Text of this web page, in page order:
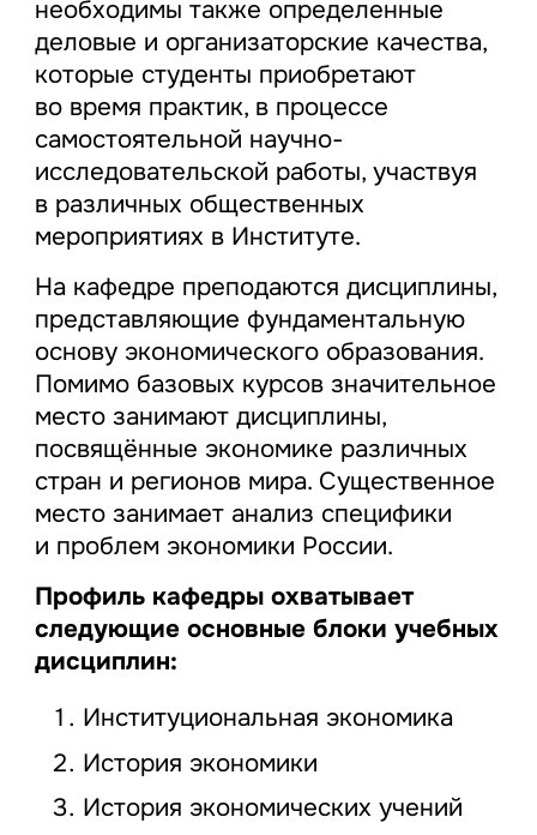
необходимы также определенные
деловые и организаторские качества,
которые студенты приобретают
во время практик, в процессе
самостоятельной научно-
исследовательской работы, участвуя
в различных общественных
мероприятиях в Институте.
На кафедре преподаются дисциплины,
представляющие фундаментальную
основу экономического образования.
Помимо базовых курсов значительное
место занимают дисциплины,
посвящённые экономике различных
стран и регионов мира. Существенное
место занимает анализ специфики
и проблем экономики России.
Профиль кафедры охватывает
следующие основные блоки учебных
дисциплин:
Институциональная экономика
История экономики
История экономических учений